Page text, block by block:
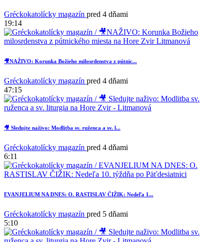
Gréckokatolícky magazín pred 4 dňami
19:14
🎥NAŽIVO: Korunka Božieho milosrdenstva z pútnic...
Gréckokatolícky magazín pred 4 dňami
47:15
🎥 Sledujte naživo: Modlitba sv. ruženca a sv. l...
Gréckokatolícky magazín pred 4 dňami
6:11
EVANJELIUM NA DNES: O. RASTISLAV ČIŽIK: Nedeľa 1...
Gréckokatolícky magazín pred 5 dňami
5:10